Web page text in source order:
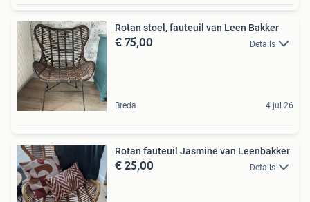
Rotan stoel, fauteuil van Leen Bakker
€ 75,00 Details
Breda 4 jul 26
Rotan fauteuil Jasmine van Leenbakker
€ 25,00 Details